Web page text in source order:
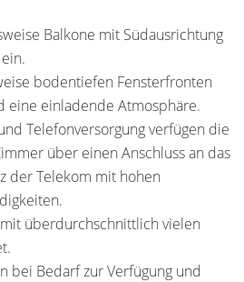
Balkone mit Südausrichtung
bodentiefen Fensterfronten
eine einladende Atmosphäre.
Telefonversorgung verfügen die
über einen Anschluss an das
der Telekom mit hohen
überdurchschnittlich vielen
bei Bedarf zur Verfügung und